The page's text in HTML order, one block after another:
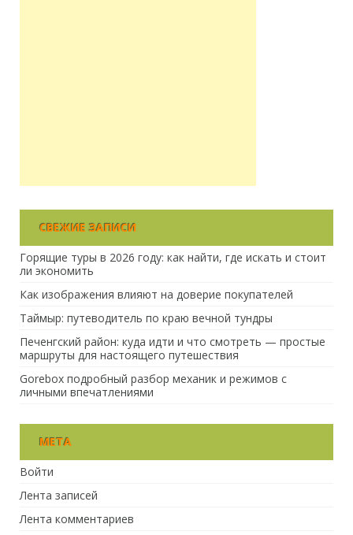
СВЕЖИЕ ЗАПИСИ
Горящие туры в 2026 году: как найти, где искать и стоит
ли экономить
Как изображения влияют на доверие покупателей
Таймыр: путеводитель по краю вечной тундры
Печенгский район: куда идти и что смотреть — простые
маршруты для настоящего путешествия
Gorebox подробный разбор механик и режимов с
личными впечатлениями
МЕТА
Войти
Лента записей
Лента комментариев